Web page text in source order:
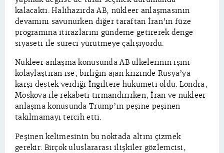
kalacaktı. Halihazırda AB, nükleer anlaşmasının
devamını savunurken diğer taraftan İran’ın füze
programına itirazlarını gündeme getirerek denge
siyaseti ile süreci yürütmeye çalışıyordu.
Nükleer anlaşma konusunda AB ülkelerinin işini
kolaylaştıran ise, birliğin ajan krizinde Rusya’ya
karşı destek verdiği İngiltere hükümeti oldu. Londra,
Moskova ile rekabeti tırmandırırken, İran ve nükleer
anlaşma konusunda Trump’ın peşine peşinen
takılmamayı tercih etti.
Peşinen kelimesinin bu noktada altını çizmek
gerekir. Birçok uluslararası ilişkiler gözlemcisi,